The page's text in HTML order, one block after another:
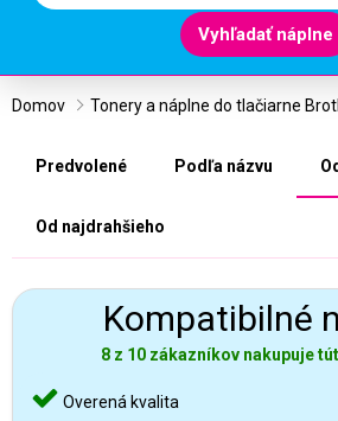
Vyhľadať náplne
Domov Tonery a náplne do tlačiarne
Predvolené Podľa názvu
Od najdrahšieho
Kompatibilné
8 z 10 zákazníkov nakupuje
Overená kvalita